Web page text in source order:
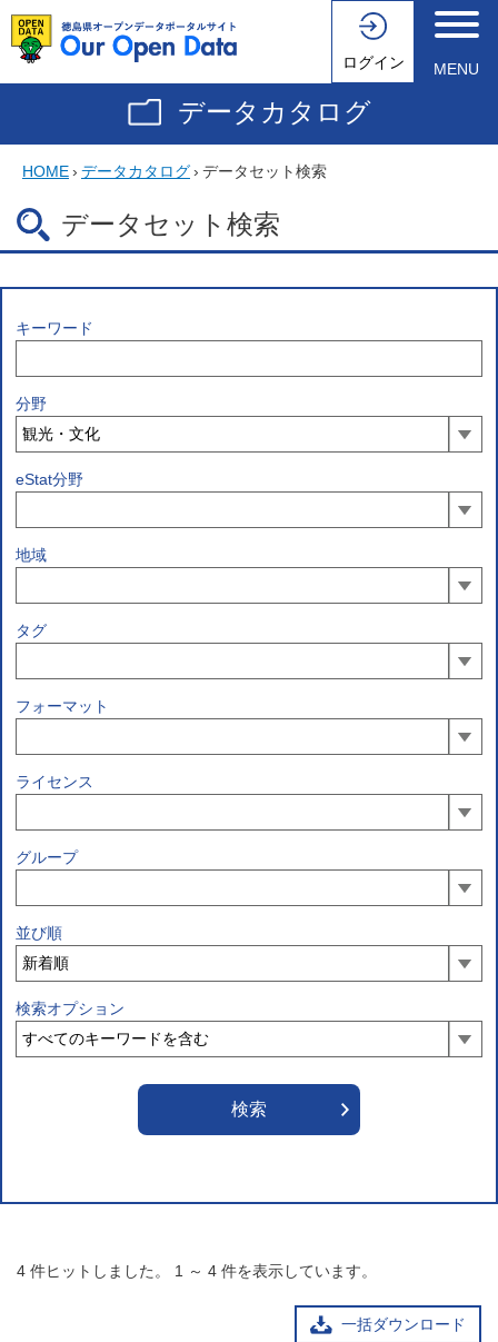
ログイン MENU
データカタログ
HOME› データカタログ› データセット検索
データセット検索
キーワード
分野
eStat分野
地域
タグ
フォーマット
ライセンス
グループ
並び順
検索オプション
4 件ヒットしました。 1 ～ 4 件を表示しています。
一括ダウンロード